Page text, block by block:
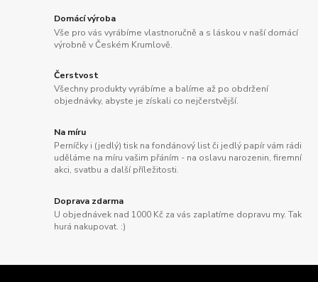
Domácí výroba
Vše pro vás vyrábíme vlastnoručně a s láskou v naší domácí
výrobně v Českém Krumlově.
Čerstvost
Všechny produkty vyrábíme a balíme až po obdržení
objednávky, abyste je získali co nejčerstvější.
Na míru
Perníčky i (jedlý) tisk na fondánový list či jedlý papír vám rádi
uděláme na míru vašim přáním - na oslavu narozenin, firemní
akci, svatbu a další příležitosti.
Doprava zdarma
U objednávek nad 1000 Kč za vás zaplatíme dopravu my. Tak
hurá nakupovat. :)